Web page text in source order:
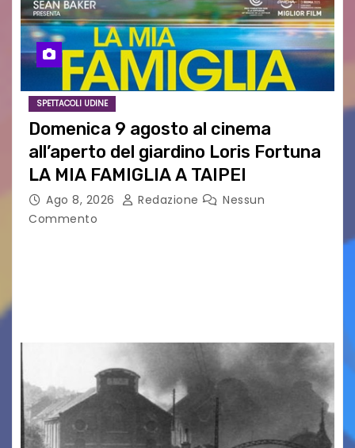
SPETTACOLI UDINE
Domenica 9 agosto al cinema
all’aperto del giardino Loris Fortuna
LA MIA FAMIGLIA A TAIPEI
Ago 8, 2026 Redazione
Nessun
Commento